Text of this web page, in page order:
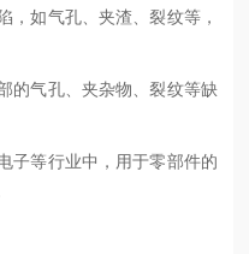
，如气孔、夹渣、裂纹等，
的气孔、夹杂物、裂纹等缺
子等行业中，用于零部件的